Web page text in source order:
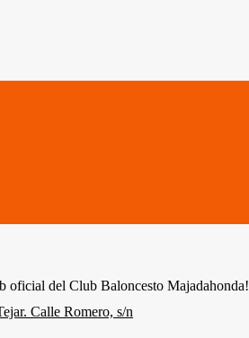
oficial del Club Baloncesto Majadahonda!
Calle Romero, s/n